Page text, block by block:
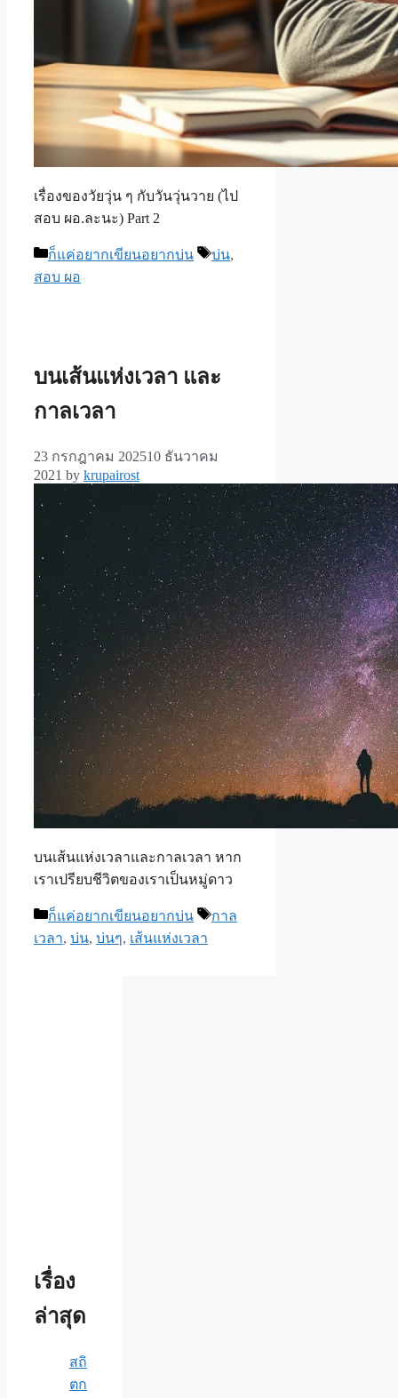
เรื่องของวัยวุ่น ๆ กับวันวุ่นวาย (ไป
สอบ ผอ.ละนะ) Part 2
Categories
ก็แค่อยากเขียนอยากบ่น Tags
บ่น,
สอบ ผอ
บนเส้นแห่งเวลา และ
กาลเวลา
23 กรกฎาคม 202510 ธันวาคม
2021 by krupairost
บนเส้นแห่งเวลาและกาลเวลา หาก
เราเปรียบชีวิตของเราเป็นหมู่ดาว
Categories
ก็แค่อยากเขียนอยากบ่น Tags
กาล
เวลา, บ่น, บ่นๆ, เส้นแห่งเวลา
เรื่อง
ล่าสุด
สถิ
ตก